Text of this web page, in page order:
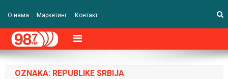
О нама Маркетинг Контакт
OZNAKA: REPUBLIKE SRBIJA